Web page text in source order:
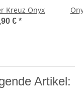
Kreuz Onyx
€ *
Artikel: